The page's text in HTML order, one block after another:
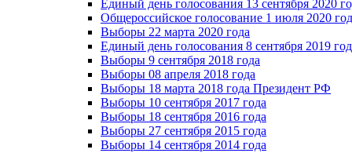
Единый день голосования 13 сентября 2020
Общероссийское голосование 1 июля 2020
Выборы 22 марта 2020 года
Единый день голосования 8 сентября 2019
Выборы 9 сентября 2018 года
Выборы 08 апреля 2018 года
Выборы 18 марта 2018 года Президент РФ
Выборы 10 сентября 2017 года
Выборы 18 сентября 2016 года
Выборы 27 сентября 2015 года
Выборы 14 сентября 2014 года